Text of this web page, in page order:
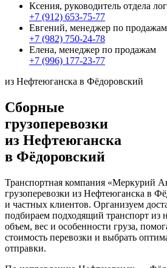
Ксения, руководитель отдела
+7 (912) 653-75-77
Евгений, менеджер по продажам
+7 (982) 750-24-78
Елена, менеджер по продажам
+7 (996) 177-23-77
из Нефтеюганска в Фёдоровский
Сборные
грузоперевозки
из Нефтеюганска
в Фёдоровский
Транспортная компания «Меркурий
грузоперевозки из Нефтеюганска в
и частных клиентов. Организуем
подбираем подходящий транспорт из
объем, вес и особенности груза,
стоимость перевозки и выбрать
отправки.